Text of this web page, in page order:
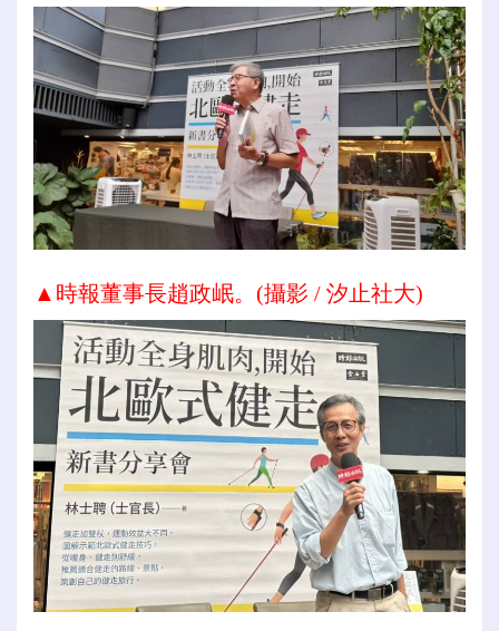
▲ 時報董事長趙政岷。(攝影 / 汐止社大)